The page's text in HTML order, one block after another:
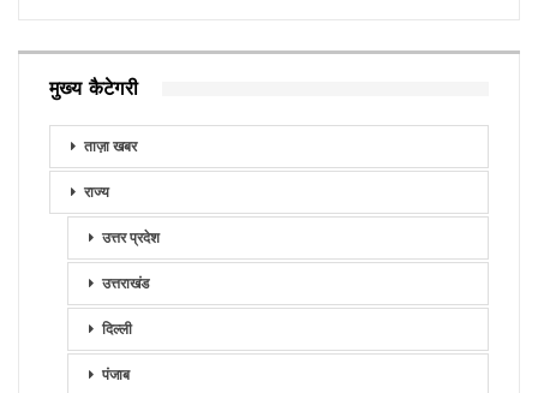
मुख्य कैटेगरी
ताज़ा खबर
राज्य
उत्तर प्रदेश
उत्तराखंड
दिल्ली
पंजाब